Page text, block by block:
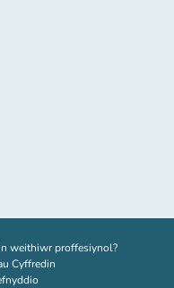
weithiwr proffesiynol?(tab newydd)
Cyffredin